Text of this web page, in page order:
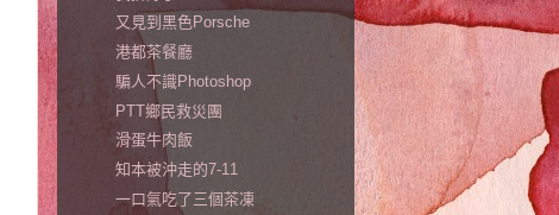
又見到黑色Porsche
港都茶餐廳
騙人不識Photoshop
PTT鄉民救災團
滑蛋牛肉飯
知本被沖走的7-11
一口氣吃了三個茶凍